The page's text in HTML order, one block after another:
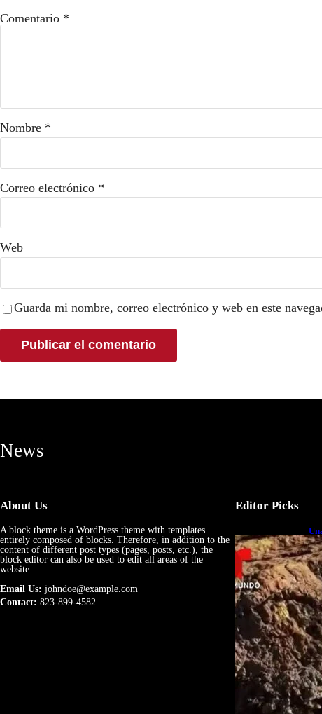
Comentario *
Nombre *
Correo electrónico *
Web
Guarda mi nombre, correo electrónico y web en este
News
About Us
A block theme is a WordPress theme with templates
entirely composed of blocks. Therefore, in addition to the
content of different post types (pages, posts, etc.), the
block editor can also be used to edit all areas of the
website.
Email Us: johndoe@example.com
Contact: 823-899-4582
Editor Picks